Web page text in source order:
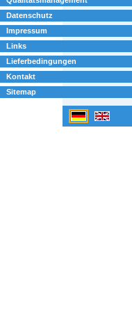
Datenschutz
Impressum
Links
Lieferbedingungen
Kontakt
Sitemap